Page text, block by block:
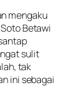
mengaku
Betawi
sulit
tak
ini sebagai